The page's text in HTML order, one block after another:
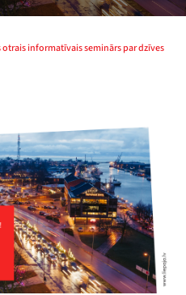
informatīvais seminārs par dzīves